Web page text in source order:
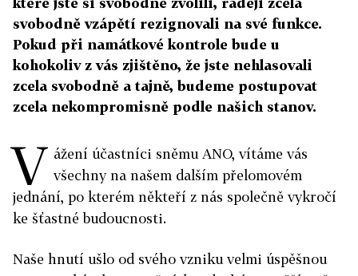
svobodně vzápětí rezignovali na své funkce.
Pokud při namátkové kontrole bude u
kohokoliv z vás zjištěno, že jste nehlasovali
zcela svobodně a tajně, budeme postupovat
zcela nekompromisně podle našich stanov.
V ážení účastníci sněmu ANO, vítáme vás
všechny na našem dalším přelomovém
jednání, po kterém někteří z nás společně vykročí
ke šťastné budoucnosti.
Naše hnutí ušlo od svého vzniku velmi úspěšnou